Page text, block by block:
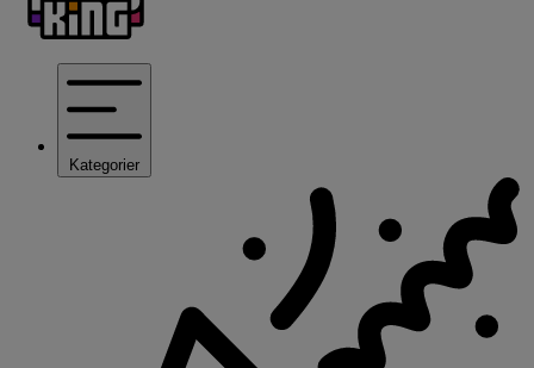
Kategorier